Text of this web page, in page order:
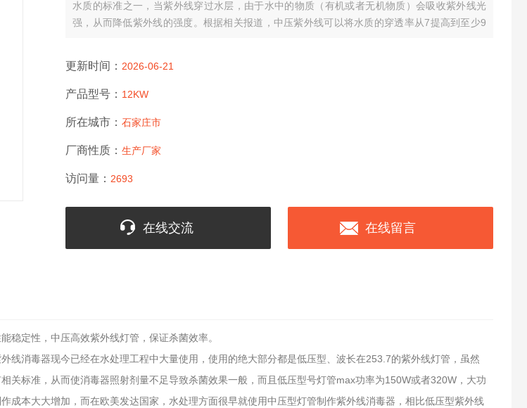
水质的标准之一，当紫外线穿过水层，由于水中的物质（有机或者无机物质）会吸收紫外线光
强，从而降低紫外线的强度。根据相关报道，中压紫外线可以将水质的穿透率从7提高到至少9
更新时间： 2026-06-21
产品型号： 12KW
所在城市： 石家庄市
厂商性质： 生产厂家
访问量： 2693
在线交流 在线留言
稳定性，中压高效紫外线灯管，保证杀菌效率。
线消毒器现今已经在水处理工程中大量使用，使用的绝大部分都是低压型、波长在253.7的紫外线灯管，虽然
关标准，从而使消毒器照射剂量不足导致杀菌效果一般，而且低压型号灯管max功率为150W或者320W，大功
成本大大增加，而在欧美发达国家，水处理方面很早就使用中压型灯管制作紫外线消毒器，相比低压型紫外线